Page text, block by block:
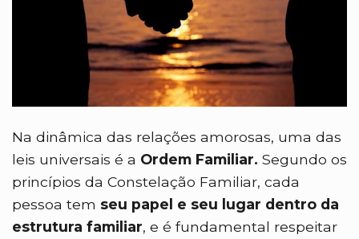
Na dinâmica das relações amorosas, uma das
leis universais é a Ordem Familiar. Segundo os
princípios da Constelação Familiar, cada
pessoa tem seu papel e seu lugar dentro da
estrutura familiar, e é fundamental respeitar